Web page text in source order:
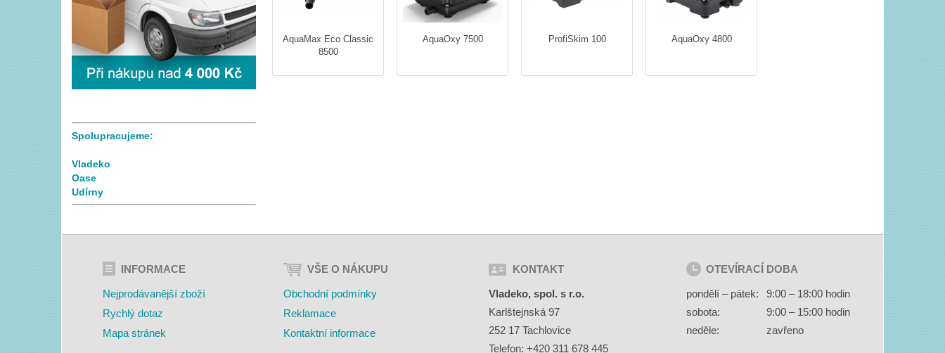
AquaMax Eco Classic
8500
AquaOxy 7500 ProfiSkim 100 AquaOxy 4800
Spolupracujeme:
Vladeko
Oase
Udírny
INFORMACE
Nejprodávanější zboží
Rychlý dotaz
Mapa stránek
VŠE O NÁKUPU
Obchodní podmínky
Reklamace
Kontaktní informace
KONTAKT
Vladeko, spol. s r.o.
Karlštejnská 97
252 17 Tachlovice
Telefon: +420 311 678 445
OTEVÍRACÍ DOBA
pondělí – pátek:
9:00 – 18:00 hodin
sobota:
9:00 – 15:00 hodin
neděle:
zavřeno